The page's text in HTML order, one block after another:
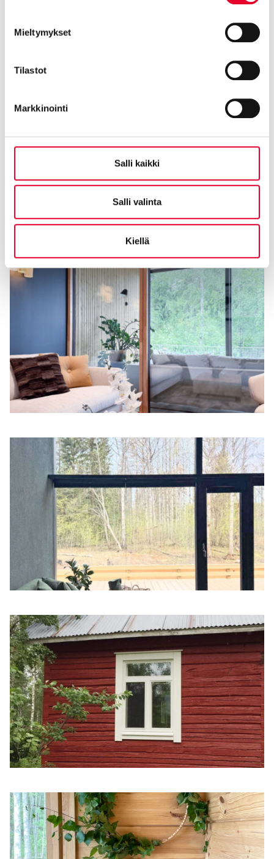
Mieltymykset
Tilastot
Markkinointi
Salli kaikki
Salli valinta
Kiellä